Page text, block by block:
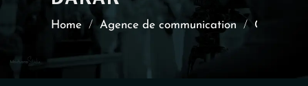
Home /Agence de communication/